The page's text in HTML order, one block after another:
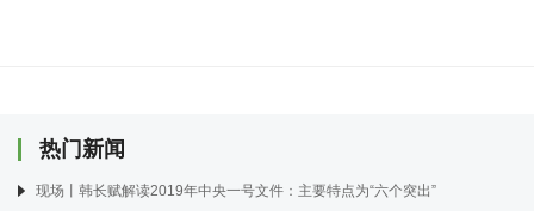
热门新闻
现场丨韩长赋解读2019年中央一号文件：主要特点为“六个突出”